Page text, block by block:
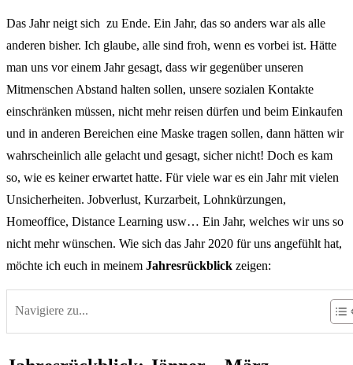
Das Jahr neigt sich zu Ende. Ein Jahr, das so anders war als alle
anderen bisher. Ich glaube, alle sind froh, wenn es vorbei ist. Hätte
man uns vor einem Jahr gesagt, dass wir gegenüber unseren
Mitmenschen Abstand halten sollen, unsere sozialen Kontakte
einschränken müssen, nicht mehr reisen dürfen und beim Einkaufen
und in anderen Bereichen eine Maske tragen sollen, dann hätten wir
wahrscheinlich alle gelacht und gesagt, sicher nicht! Doch es kam
so, wie es keiner erwartet hatte. Für viele war es ein Jahr mit vielen
Unsicherheiten. Jobverlust, Kurzarbeit, Lohnkürzungen,
Homeoffice, Distance Learning usw… Ein Jahr, welches wir uns so
nicht mehr wünschen. Wie sich das Jahr 2020 für uns angefühlt hat,
möchte ich euch in meinem Jahresrückblick zeigen:
Navigiere zu...